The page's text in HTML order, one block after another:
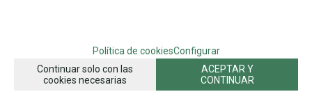
Política de cookiesConfigurar
Continuar solo con las
cookies necesarias
ACEPTAR Y
CONTINUAR